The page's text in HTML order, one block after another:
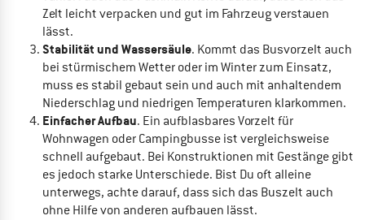
Zelt leicht verpacken und gut im Fahrzeug verstauen
lässt.
Stabilität und Wassersäule. Kommt das Busvorzelt auch
bei stürmischem Wetter oder im Winter zum Einsatz,
muss es stabil gebaut sein und auch mit anhaltendem
Niederschlag und niedrigen Temperaturen klarkommen.
Einfacher Aufbau. Ein aufblasbares Vorzelt für
Wohnwagen oder Campingbusse ist vergleichsweise
schnell aufgebaut. Bei Konstruktionen mit Gestänge gibt
es jedoch starke Unterschiede. Bist Du oft alleine
unterwegs, achte darauf, dass sich das Buszelt auch
ohne Hilfe von anderen aufbauen lässt.